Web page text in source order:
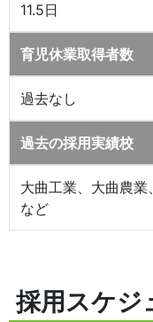
11.5日
育児休業取得者数
過去なし
過去の採用実績校
大曲工業、大曲農
など
採用スケジ